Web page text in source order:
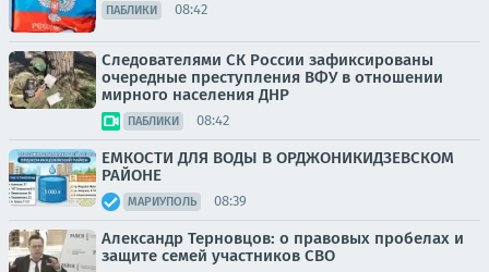
ПАБЛИКИ 08:42
Следователями СК России зафиксированы
очередные преступления ВФУ в отношении
мирного населения ДНР
ПАБЛИКИ 08:42
ЕМКОСТИ ДЛЯ ВОДЫ В ОРДЖОНИКИДЗЕВСКОМ
РАЙОНЕ
МАРИУПОЛЬ 08:39
Александр Терновцов: о правовых пробелах и
защите семей участников СВО